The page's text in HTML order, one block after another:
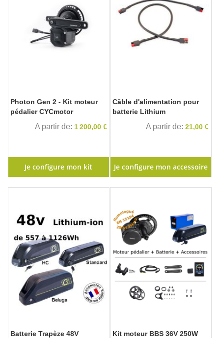
Photon Gen 2 - Kit moteur
pédalier CYCmotor
A partir de 1 200,00 €
Je configure mon kit
Câble d'alimentation pour
batterie Lithium
A partir de 21,00 €
Je configure mon accessoire
Batterie Trapèze 48V Kit moteur BBS 36V 250W